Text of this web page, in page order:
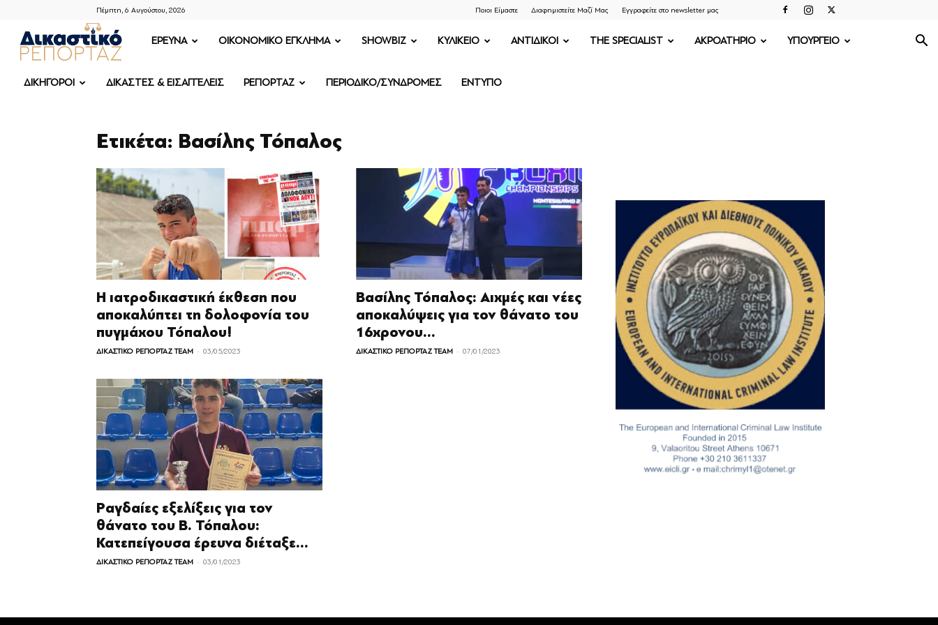
Πέμπτη, 6 Αυγούστου, 2026 Ποιοι Είμαστε Διαφημιστείτε Μαζί Μας Εγγραφείτε στο newsletter μας
ΔΙΚΑΣΤΙΚΟ
ΡΕΠΟΡΤΑΖ
ΕΡΕΥΝΑ OIKONOMIKO ΕΓΚΛΗΜΑ SHOWBIZ ΚΥΛΙΚΕΙΟ ΑΝΤΙΔΙΚΟΙ THE SPECIALIST ΑΚΡΟΑΤΗΡΙΟ ΥΠΟΥΡΓΕΙΟ
ΔΙΚΗΓΟΡΟΙ ΔΙΚΑΣΤΕΣ & ΕΙΣΑΓΓΕΛΕΙΣ ΡΕΠΟΡΤΑΖ ΠΕΡΙΟΔΙΚΟ/ΣΥΝΔΡΟΜΕΣ ΕΝΤΥΠΟ
Ετικέτα: Βασίλης Τόπαλος
Η ιατροδικαστική έκθεση που
αποκαλύπτει τη δολοφονία του
πυγμάχου Τόπαλου!
ΔΙΚΑΣΤΙΚΟ ΡΕΠΟΡΤΑΖ TEAM - 03/05/2023
Βασίλης Τόπαλος: Αιχμές και νέες
αποκαλύψεις για τον θάνατο του
16χρονου...
ΔΙΚΑΣΤΙΚΟ ΡΕΠΟΡΤΑΖ TEAM - 07/01/2023
Ραγδαίες εξελίξεις για τον
θάνατο του Β. Τόπαλου:
Κατεπείγουσα έρευνα διέταξε...
ΔΙΚΑΣΤΙΚΟ ΡΕΠΟΡΤΑΖ TEAM - 03/01/2023